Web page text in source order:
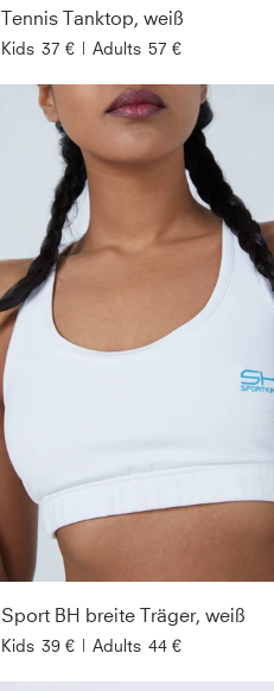
Tennis Tanktop, weiß
Kids 37 € | Adults 57 €
Sport BH breite Träger, weiß
Kids 39 € | Adults 44 €